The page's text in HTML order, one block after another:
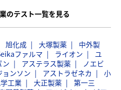
のテスト一覧を見る
旭化成 大塚製薬
中外製
ファルマ ライオン
ユ
ン アステラス製薬
ノエビ
ョンソン アストラゼネカ
小
工業 大正製薬
第一三